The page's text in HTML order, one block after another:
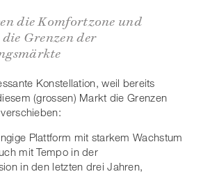
die Komfortzone und
Grenzen der
Konstellation, weil bereits
(grossen) Markt die Grenzen
Plattform mit starkem Wachstum
mit Tempo in der
in den letzten drei Jahren,